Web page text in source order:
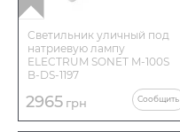
Светильник уличный под
натриевую лампу
ELECTRUM SONET M-100S
B-DS-1197
2965 грн Сообщить